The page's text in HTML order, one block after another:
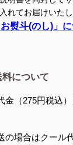
れてお届けいたし
お熨斗(のし)」
料について
（275円税込
の場合はクール